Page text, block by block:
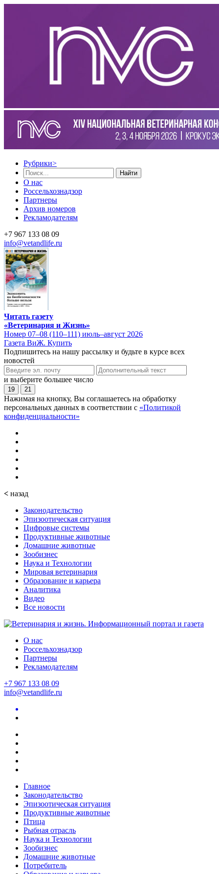
Рубрики>
Найти
О нас
Россельхознадзор
Партнеры
Архив номеров
Рекламодателям
+7 967 133 08 09
info@vetandlife.ru
Читать газету
«Ветеринария и Жизнь»
Номер 07–08 (110–111) июль–август 2026
Газета ВиЖ. Купить
Подпишитесь на нашу рассылку и будьте в курсе всех
новостей
и выберите большее число
19 21
Нажимая на кнопку, Вы соглашаетесь на обработку
персональных данных в соответствии с «Политикой
конфиденциальности»
< назад
Законодательство
Эпизоотическая ситуация
Цифровые системы
Продуктивные животные
Домашние животные
Зообизнес
Наука и Технологии
Мировая ветеринария
Образование и карьера
Аналитика
Видео
Все новости
О нас
Россельхознадзор
Партнеры
Рекламодателям
+7 967 133 08 09
info@vetandlife.ru
Главное
Законодательство
Эпизоотическая ситуация
Продуктивные животные
Птица
Рыбная отрасль
Наука и Технологии
Зообизнес
Домашние животные
Потребитель